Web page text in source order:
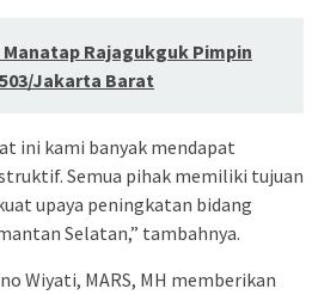
Rajagukguk Pimpin
Jakarta Barat
ini kami banyak mendapat
Semua pihak memiliki tujuan
upaya peningkatan bidang
Selatan,” tambahnya.
Wiyati, MARS, MH memberikan